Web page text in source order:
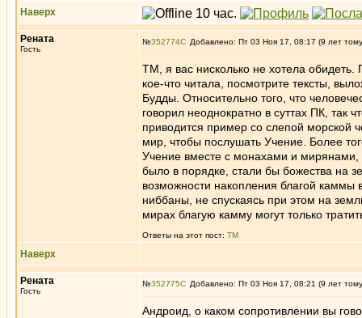
Наверх
Рената
Гость
№352774 Добавлено: Пт 03 Ноя 17, 08:17 (9 лет
ТМ, я вас нисколько не хотела обидеть.
кое-что читала, посмотрите тексты,
Будды. Относительно того, что
говорил неоднократно в суттах ПК, так
приводится пример со слепой морской
мир, чтобы послушать Учение. Более
Учение вместе с монахами и
было в порядке, стали бы божества на
возможности накопления благой каммы
ниббаны, не спускаясь при этом на
мирах благую камму могут только
Ответы на этот пост: ТМ
Наверх
Рената
Гость
№352775 Добавлено: Пт 03 Ноя 17, 08:21 (9 лет
Андроид, о каком сопротивлении вы